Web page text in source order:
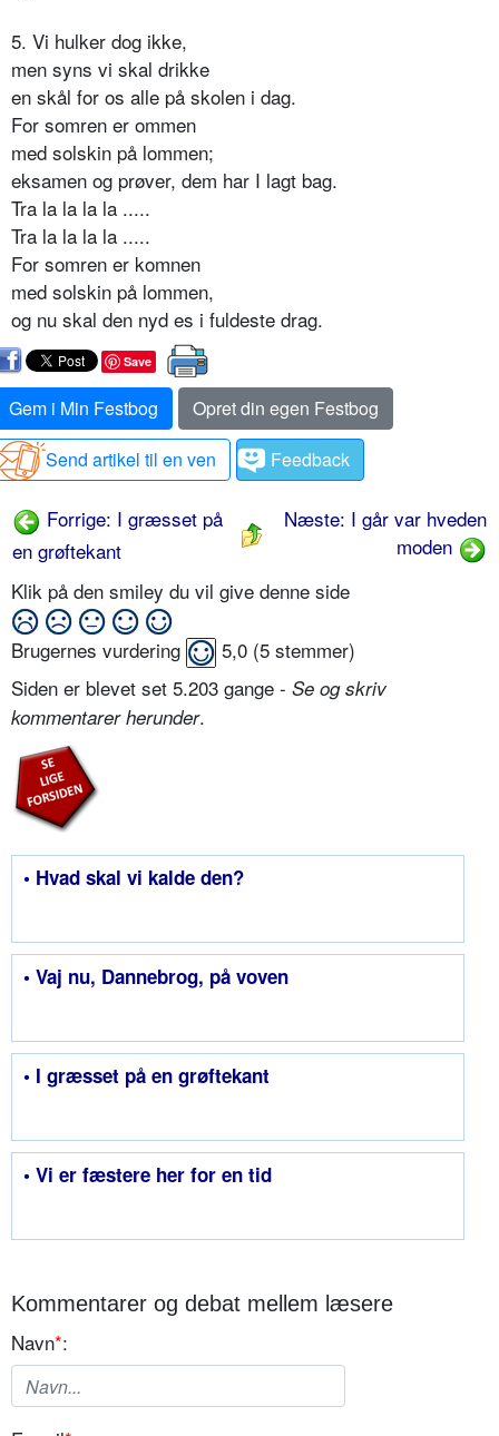
5. Vi hulker dog ikke,
men syns vi skal drikke
en skål for os alle på skolen i dag.
For somren er ommen
med solskin på lommen;
eksamen og prøver, dem har I lagt bag.
Tra la la la la .....
Tra la la la la .....
For somren er komnen
med solskin på lommen,
og nu skal den nyd es i fuldeste drag.
Save
Gem i Min Festbog
Opret din egen Festbog
Send artikel til en ven
Feedback
Forrige: I græsset på
en grøftekant
Næste: I går var hveden
moden
Klik på den smiley du vil give denne side
Brugernes vurdering 5,0 (5 stemmer)
Siden er blevet set 5.203 gange - Se og skriv
kommentarer herunder.
• Hvad skal vi kalde den?
• Vaj nu, Dannebrog, på voven
• I græsset på en grøftekant
• Vi er fæstere her for en tid
Kommentarer og debat mellem læsere
Navn*: